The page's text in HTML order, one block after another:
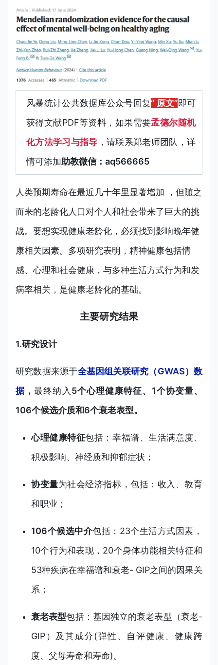
风暴统计公共数据库公众号回复“ 原文”即可
获得文献PDF等资料，如果需要孟德尔随机
化方法学习与指导 ，请联系郑老师团队，详
情可添加助教微信：aq566665
人类预期寿命在最近几十年里显著增加 ，但随之
而来的老龄化人口对个人和社会带来了巨大的挑
战。要想实现健康老龄化，必须找到影响晚年健
康相关因素。多项研究表明，精神健康包括情
感、心理和社会健康，与多种生活方式行为和发
病率相关，是健康老龄化的基础。
主要研究结果
1.研究设计
研究数据来源于全基因组关联研究（GWAS）数
据，最终纳入 5个心理健康特征、1个协变量、
106个候选介质和6个衰老表型。
心理健康特征包括：幸福谱、生活满意度、
积极影响、神经质和抑郁症状；
协变量为社会经济指标，包括：收入、教育
和职业；
106个候选中介包括：23个生活方式因素，
10个行为和表现，20个身体功能相关特征和
53种疾病在幸福谱和衰老- GIP之间的因果关
系；
衰老表型包括：基因独立的衰老表型（衰老-
GIP）及其成分(弹性、自评健康、健康跨
度、父母寿命和寿命)。